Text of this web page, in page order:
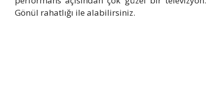
Gönül rahatlığı ile alabilirsiniz.